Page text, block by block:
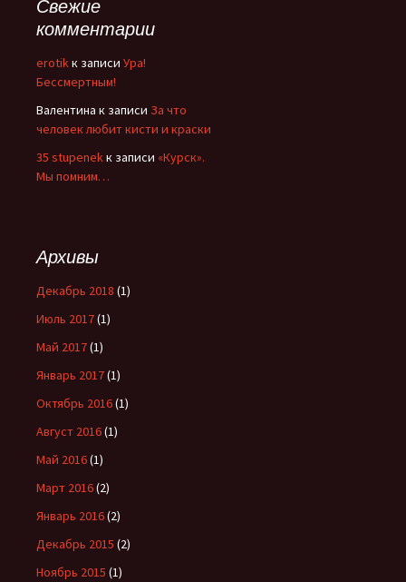
Свежие
комментарии
erotikк записи Ура!
Бессмертным!
Валентина к записи За что
человек любит кисти и краски
35 stupenekк записи «Курск».
Мы помним…
Архивы
Декабрь 2018 (1)
Июль 2017(1)
Май 2017(1)
Январь 2017(1)
Октябрь 2016(1)
Август 2016(1)
Май 2016(1)
Март 2016(2)
Январь 2016(2)
Декабрь 2015 (2)
Ноябрь 2015 (1)